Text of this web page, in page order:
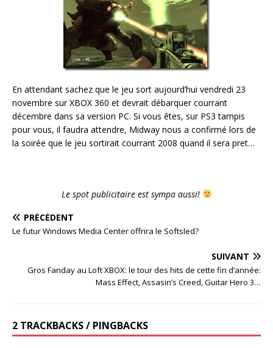
En attendant sachez que le jeu sort aujourd’hui vendredi 23
novembre sur XBOX 360 et devrait débarquer courrant
décembre dans sa version PC. Si vous êtes, sur PS3 tampis
pour vous, il faudra attendre, Midway nous a confirmé lors de
la soirée que le jeu sortirait courrant 2008 quand il sera pret…
Le spot publicitaire est sympa aussi!
PRÉCÉDENT
Le futur Windows Media Center offrira le Softsled?
SUIVANT
Gros Fanday au Loft XBOX: le tour des hits de cette fin d’année:
Mass Effect, Assasin’s Creed, Guitar Hero 3…
2 TRACKBACKS / PINGBACKS